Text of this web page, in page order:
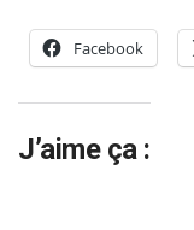
Facebook
J’aime ça :